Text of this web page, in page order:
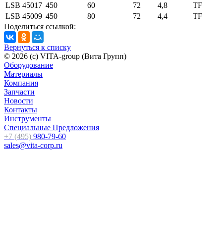
LSB 45017 450 60 72 4,8
TF
LSB 45009 450 80 72 4,4
TF
Поделиться ссылкой:
Вернуться к списку
© 2026 (c) VITA-group (Вита Групп)
Оборудование
Материалы
Компания
Запчасти
Новости
Контакты
Инструменты
Специальные Предложения
+7 (495) 980-79-60
sales@vita-corp.ru